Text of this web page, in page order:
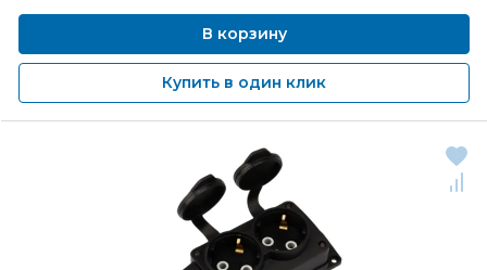
В корзину
Купить в один клик